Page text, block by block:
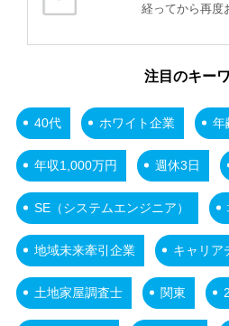
経ってから再度
注目のキー
40代 ホワイト企業 年
年収1,000万円 週休3日
SE（システムエンジニア）
地域未来牽引企業 キャリア
土地家屋調査士 関東